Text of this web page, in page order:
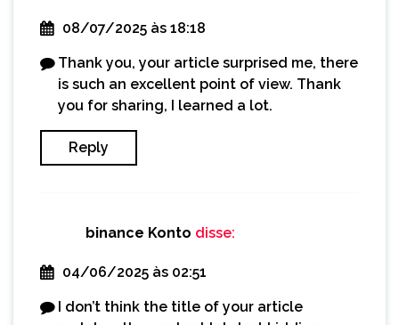
08/07/2025 às 18:18
Thank you, your article surprised me, there
is such an excellent point of view. Thank
you for sharing, I learned a lot.
Reply
binance Konto disse:
04/06/2025 às 02:51
I don’t think the title of your article